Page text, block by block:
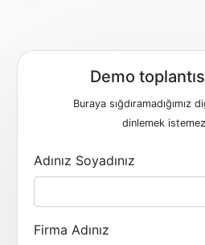
Demo
Buraya sığdıramadığımız
dinlemek
Adınız Soyadınız
Firma Adınız